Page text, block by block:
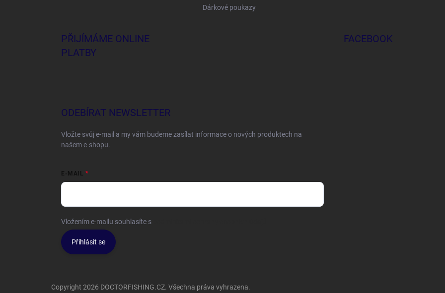
Dárkové poukazy
PŘIJÍMÁME ONLINE
PLATBY
FACEBOOK
ODEBÍRAT NEWSLETTER
Vložte svůj e-mail a my vám budeme zasílat informace o nových produktech na
našem e-shopu.
E-MAIL
Vložením e-mailu souhlasíte s
Přihlásit se
Copyright 2026 DOCTORFISHING.CZ. Všechna práva vyhrazena.